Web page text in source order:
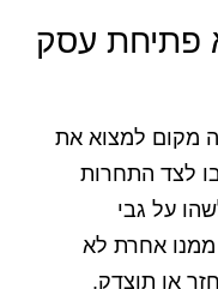
פתיחת עסק
מקום למצוא את
לצד התחרות
על גבי
ממנו אחרת לא
או תוצדק.